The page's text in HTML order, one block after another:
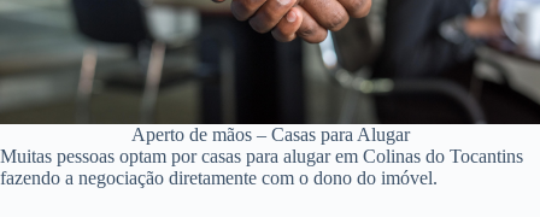
Aperto de mãos – Casas para Alugar
Muitas pessoas optam por casas para alugar em Colinas do Tocantins
fazendo a negociação diretamente com o dono do imóvel.